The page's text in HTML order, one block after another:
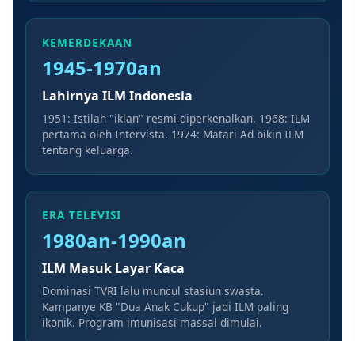
KEMERDEKAAN
1945-1970an
Lahirnya ILM Indonesia
1951: Istilah "iklan" resmi diperkenalkan. 1968: ILM
pertama oleh Intervista. 1974: Matari Ad bikin ILM
tentang keluarga.
ERA TELEVISI
1980an-1990an
ILM Masuk Layar Kaca
Dominasi TVRI lalu muncul stasiun swasta.
Kampanye KB "Dua Anak Cukup" jadi ILM paling
ikonik. Program imunisasi massal dimulai.